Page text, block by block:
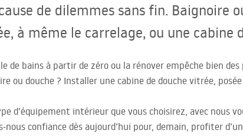
de dilemmes sans fin. Baignoire
à même le carrelage, ou une cabine
de bains à partir de zéro ou la rénover empêche bien
ou douche ? Installer une cabine de douche vitrée,
d’équipement intérieur que vous choisirez, avec nous
nous confiance dès aujourd’hui pour, demain, profiter